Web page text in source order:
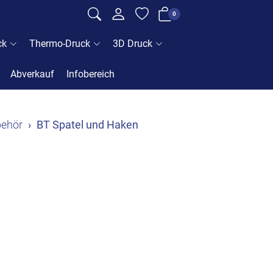
0
Thermo-Druck 3D Druck
Abverkauf Infobereich
BT Spatel und Haken